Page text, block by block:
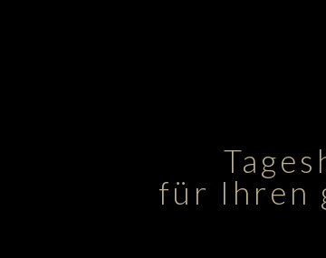
für Ihren